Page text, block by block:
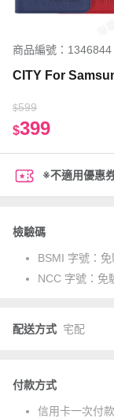
商品編號：
CITY For
$599
$399
※不適用優惠
檢驗碼
BSMI 字號：
NCC 字號： 免
配送方式 宅配
付款方式
信用卡一次付款